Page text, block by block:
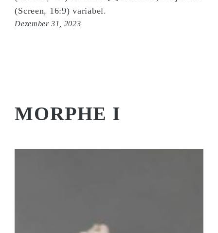
(Screen, 16:9) variabel.
Dezember 31, 2023
MORPHE I